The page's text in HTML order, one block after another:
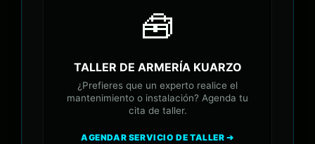
🧰
TALLER DE ARMERÍA KUARZO
¿Prefieres que un experto realice el
mantenimiento o instalación? Agenda tu
cita de taller.
AGENDAR SERVICIO DE TALLER ➔